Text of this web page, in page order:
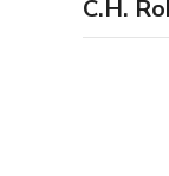
C.H.